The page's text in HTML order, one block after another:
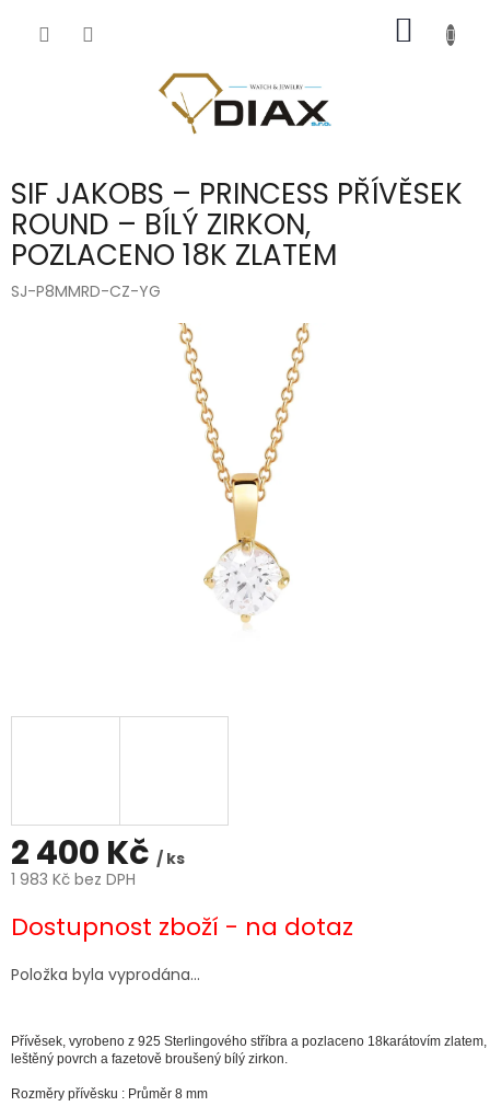
KOŠÍK
SIF JAKOBS – PRINCESS PŘÍVĚSEK
ROUND – BÍLÝ ZIRKON,
POZLACENO 18K ZLATEM
SJ-P8MMRD-CZ-YG
2 400 Kč / ks
1 983 Kč bez DPH
cena:
Dostupnost zboží - na dotaz
Položka byla vyprodána…
Přívěsek, vyrobeno z 925 Sterlingového stříbra a pozlaceno 18karátovím zlatem,
leštěný povrch a fazetově broušený bílý zirkon.
Rozměry přívěsku : Průměr 8 mm